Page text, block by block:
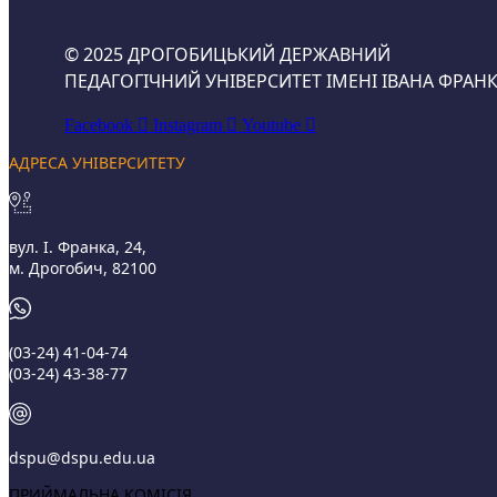
© 2025 ДРОГОБИЦЬКИЙ ДЕРЖАВНИЙ
ПЕДАГОГІЧНИЙ УНІВЕРСИТЕТ ІМЕНІ ІВАНА
Facebook Instagram Youtube
АДРЕСА УНІВЕРСИТЕТУ
вул. І. Франка, 24,
м. Дрогобич, 82100
(03‑24) 41‑04‑74
(03‑24) 43‑38‑77
dspu@dspu.edu.ua